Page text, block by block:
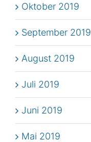
Oktober 2019
September 2019
August 2019
Juli 2019
Juni 2019
Mai 2019